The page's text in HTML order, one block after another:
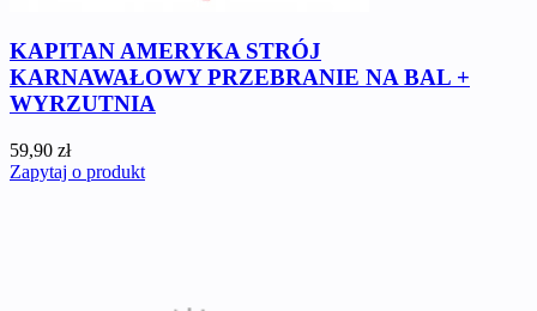
KAPITAN AMERYKA STRÓJ
KARNAWAŁOWY PRZEBRANIE NA BAL +
WYRZUTNIA
59,90 zł
Zapytaj o produkt